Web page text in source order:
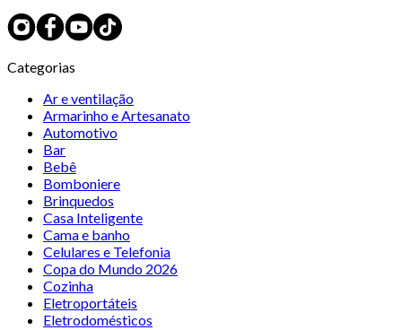
Categorias
Ar e ventilação
Armarinho e Artesanato
Automotivo
Bar
Bebê
Bomboniere
Brinquedos
Casa Inteligente
Cama e banho
Celulares e Telefonia
Copa do Mundo 2026
Cozinha
Eletroportáteis
Eletrodomésticos